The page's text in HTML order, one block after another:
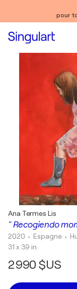
pour
" Recogiendo
Ana Termes Lis
2020 • Espagne •
31 x 39 in
2 990 $US